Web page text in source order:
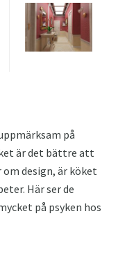
på
är det bättre att
design, är köket
Här ser de
på psyken hos